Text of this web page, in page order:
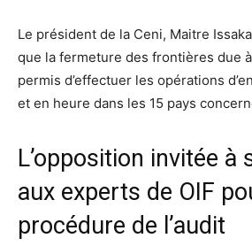
Le président de la Ceni, Maitre
que la fermeture des frontières due à
permis d’effectuer les opérations
et en heure dans les 15 pays
L’opposition invitée à
aux experts de OIF
procédure de l’audit